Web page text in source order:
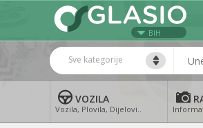
BIH
Sve kategorije
VOZILA
Vozila, Plovila, Dijelovi..